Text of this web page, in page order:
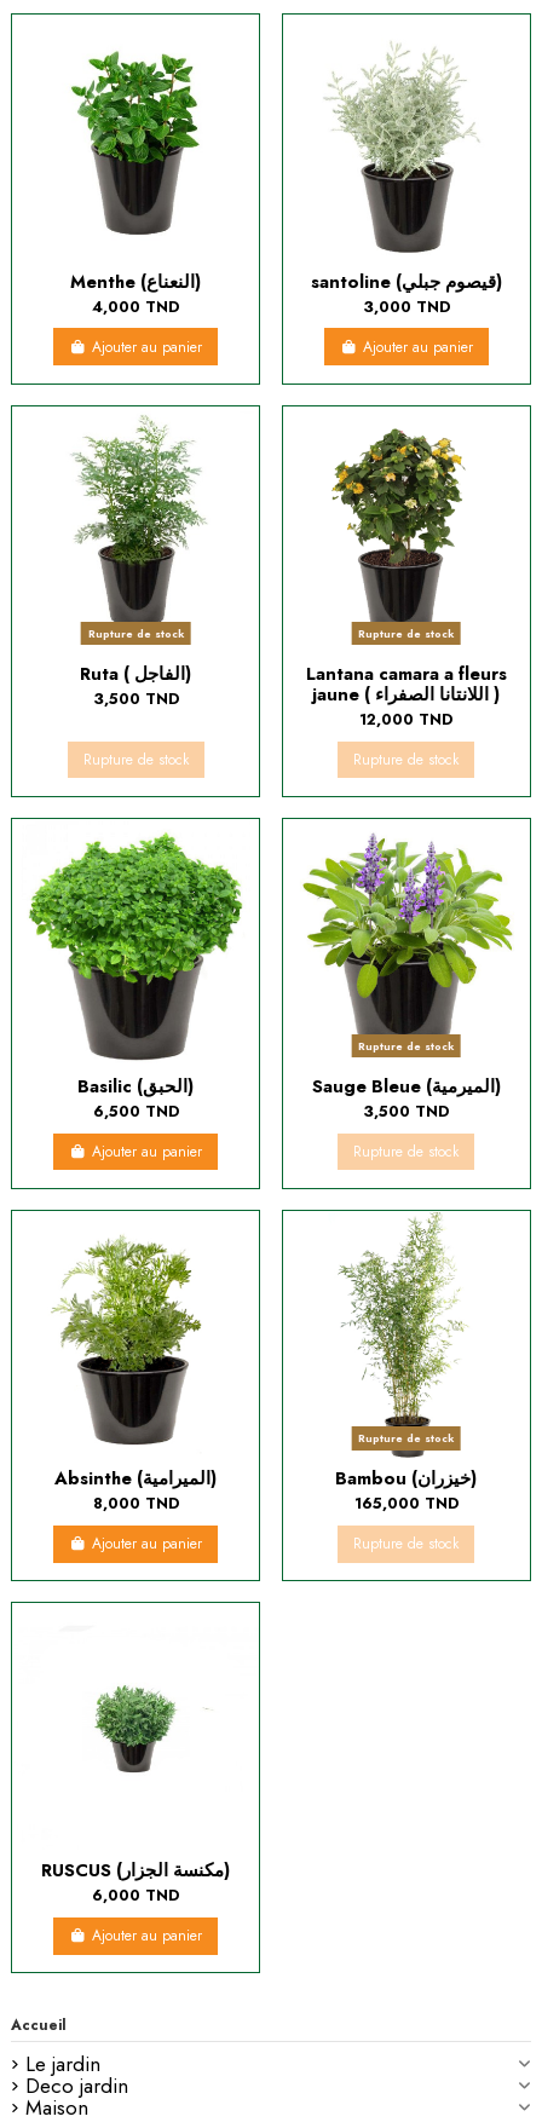
Menthe (النعناع)
4,000 TND
Ajouter au panier
santoline (قيصوم جبلي)
3,000 TND
Ajouter au panier
Rupture de stock
Ruta ( الفاجل)
3,500 TND
Rupture de stock
Rupture de stock
Lantana camara a fleurs
jaune ( اللانتانا الصفراء )
12,000 TND
Rupture de stock
Basilic (الحبق)
6,500 TND
Ajouter au panier
Rupture de stock
Sauge Bleue (الميرمية)
3,500 TND
Rupture de stock
Absinthe (الميرامية)
8,000 TND
Ajouter au panier
Rupture de stock
Bambou (خيزران)
165,000 TND
Rupture de stock
RUSCUS (مكنسة الجزار)
6,000 TND
Ajouter au panier
Accueil
Le jardin
Deco jardin
Maison